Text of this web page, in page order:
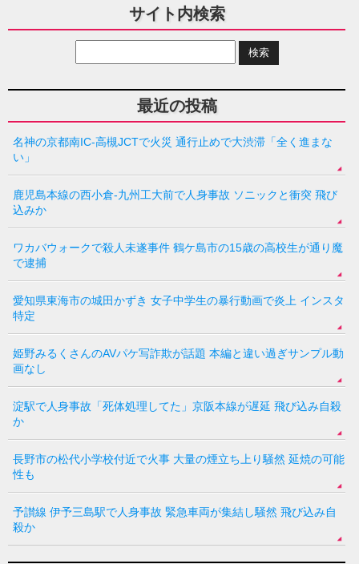
サイト内検索
最近の投稿
名神の京都南IC-高槻JCTで火災 通行止めで大渋滞「全く進まな
い」
鹿児島本線の西小倉-九州工大前で人身事故 ソニックと衝突 飛び
込みか
ワカバウォークで殺人未遂事件 鶴ケ島市の15歳の高校生が通り魔
で逮捕
愛知県東海市の城田かずき 女子中学生の暴行動画で炎上 インスタ
特定
姫野みるくさんのAVパケ写詐欺が話題 本編と違い過ぎサンプル動
画なし
淀駅で人身事故「死体処理してた」京阪本線が遅延 飛び込み自殺
か
長野市の松代小学校付近で火事 大量の煙立ち上り騒然 延焼の可能
性も
予讃線 伊予三島駅で人身事故 緊急車両が集結し騒然 飛び込み自
殺か